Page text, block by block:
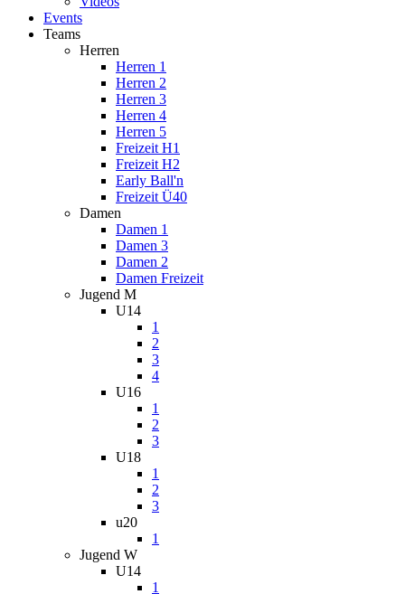
Events
Teams
Herren
Herren 1
Herren 2
Herren 3
Herren 4
Herren 5
Freizeit H1
Freizeit H2
Early Ball'n
Freizeit Ü40
Damen
Damen 1
Damen 3
Damen 2
Damen Freizeit
Jugend M
U14
1
2
3
4
U16
1
2
3
U18
1
2
3
u20
1
Jugend W
U14
1